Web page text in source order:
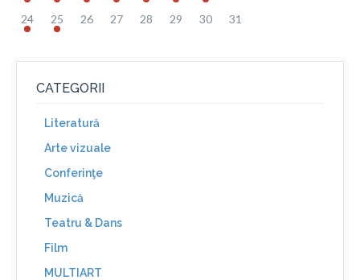
24 25 26 27 28 29 30 31
CATEGORII
Literatură
Arte vizuale
Conferinţe
Muzică
Teatru & Dans
Film
MULTIART